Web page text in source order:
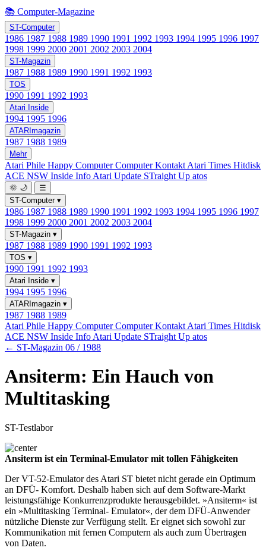
📚 Computer-Magazine
ST-Computer
1986 1987 1988 1989 1990 1991 1992 1993 1994 1995 1996 1997
1998 1999 2000 2001 2002 2003 2004
ST-Magazin
1987 1988 1989 1990 1991 1992 1993
TOS
1990 1991 1992 1993
Atari Inside
1994 1995 1996
ATARImagazin
1987 1988 1989
Mehr
Atari Phile Happy ComputerComputer Kontakt Atari Times Hitdisk
ACE NSW Inside Info Atari Update STraight Up atos
🌞 🌙
☰
ST-Computer ▾
1986 1987 1988 1989 1990 1991 1992 1993 1994 1995 1996 1997
1998 1999 2000 2001 2002 2003 2004
ST-Magazin ▾
1987 1988 1989 1990 1991 1992 1993
TOS ▾
1990 1991 1992 1993
Atari Inside ▾
1994 1995 1996
ATARImagazin ▾
1987 1988 1989
Atari Phile Happy ComputerComputer Kontakt Atari Times Hitdisk
ACE NSW Inside Info Atari Update STraight Up atos
← ST-Magazin 06 / 1988
Ansiterm: Ein Hauch von
Multitasking
ST-Testlabor
Ansiterm ist ein Terminal-Emulator mit tollen Fähigkeiten
Der VT-52-Emulator des Atari ST bietet nicht gerade ein Optimum
an DFÜ- Komfort. Deshalb haben sich auf dem Software-Markt
leistungsfähige Konkurrenzprodukte herausgebildet. »Ansiterm« ist
ein »Multitasking Terminal- Emulator«, der dem DFÜ-Anwender
nützliche Dienste zur Verfügung stellt. Er eignet sich sowohl zur
Kommunikation mit fernen Computern als auch zum Übertragen
von Daten.